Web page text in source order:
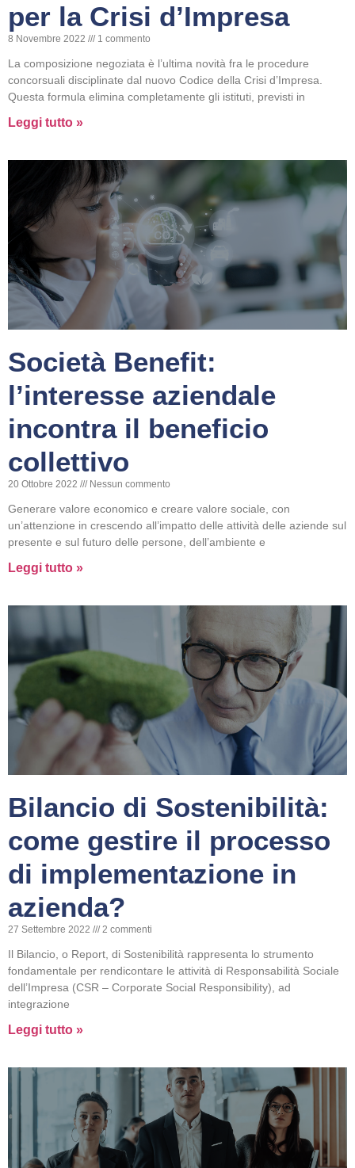
per la Crisi d’Impresa
8 Novembre 2022 1 commento
La composizione negoziata è l’ultima novità fra le procedure
concorsuali disciplinate dal nuovo Codice della Crisi d’Impresa.
Questa formula elimina completamente gli istituti, previsti in
Leggi tutto »
Società Benefit:
l’interesse aziendale
incontra il beneficio
collettivo
20 Ottobre 2022 Nessun commento
Generare valore economico e creare valore sociale, con
un’attenzione in crescendo all’impatto delle attività delle aziende sul
presente e sul futuro delle persone, dell’ambiente e
Leggi tutto »
Bilancio di Sostenibilità:
come gestire il processo
di implementazione in
azienda?
27 Settembre 2022 2 commenti
Il Bilancio, o Report, di Sostenibilità rappresenta lo strumento
fondamentale per rendicontare le attività di Responsabilità Sociale
dell’Impresa (CSR – Corporate Social Responsibility), ad
integrazione
Leggi tutto »